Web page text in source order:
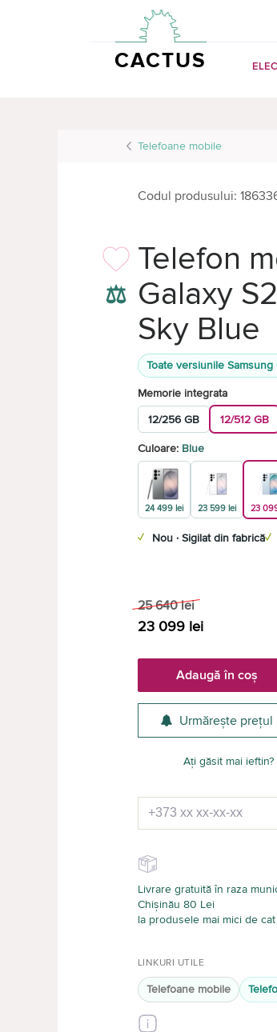
CACTUS
Telefoane mobile
Codul produsului:
⚖
Telefon
Galaxy
Sky Blue
Toate versiunile Samsung
Memorie integrata
12/256 GB
12/512 GB
Culoare: Blue
24 499 lei 23 599 lei 23
✓ Nou · Sigilat din fabrică✓
25 640 lei
23 099 lei
Adaugă în coș
Urmărește prețul
Ați găsit mai ieftin?
Livrare gratuită în raza
Chișinău 80 Lei
la produsele mai mici de
LINKURI UTILE
Telefoane mobile